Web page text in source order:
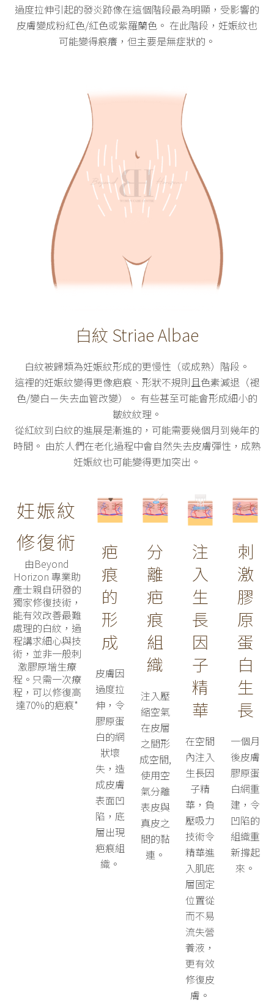
過度拉伸引起的發炎跡像在這個階段最為明顯，受影響的
皮膚變成粉紅色/紅色或紫羅蘭色。 在此階段，妊娠紋也
可能變得痕癢，但主要是無症狀的。
白紋 Striae Albae
白紋被歸類為妊娠紋形成的更慢性（或成熟）階段。
這裡的妊娠紋變得更像疤痕、形狀不規則且色素減退（褪
色/變白－失去血管改變）。 有些甚至可能會形成細小的
皺紋紋理。
從紅紋到白紋的進展是漸進的，可能需要幾個月到幾年的
時間。 由於人們在老化過程中會自然失去皮膚彈性，成熟
妊娠紋也可能變得更加突出。
妊娠紋
修復術
由Beyond
Horizon 專業助
產士親自研發的
獨家修復技術，
能有效改善最難
處理的白紋，過
程講求細心與技
術，並非一般刺
激膠原增生療
程。只需一次療
程，可以修復高
達70%的疤痕*
疤
痕
的
形
成
皮膚因
過度拉
伸，令
膠原蛋
白的網
狀壞
失，造
成皮膚
表面凹
陷，底
層出現
疤痕組
織。
分
離
疤
痕
組
織
注入壓
縮空氣
在皮層
之間形
成空間,
使用空
氣分離
表皮與
真皮之
間的黏
連。
注
入
生
長
因
子
精
華
在空間
內注入
生長因
子精
華，負
壓吸力
技術令
精華進
入肌底
層固定
位置從
而不易
流失營
養液，
更有效
修復皮
膚。
刺
激
膠
原
蛋
白
生
長
一個月
後皮膚
膠原蛋
白網重
建，令
凹陷的
組織重
新撐起
來。